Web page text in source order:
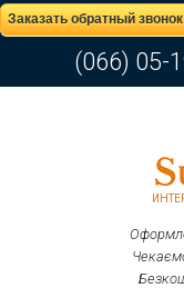
Заказать обратный звонок
(066) 05-